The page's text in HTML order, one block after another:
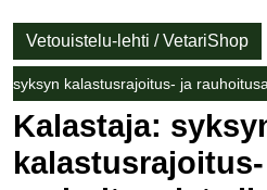
Vetouistelu-lehti / VetariShop
syksyn kalastusrajoitus- ja
Kalastaja: